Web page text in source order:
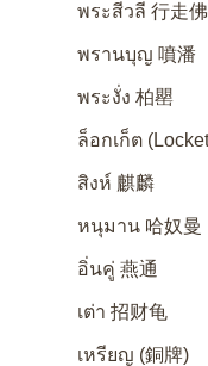
พระสีวลี 行走佛
พรานบุญ 噴潘
พระงั่ง 柏罌
ล็อกเก็ต
สิงห์ 麒麟
หนุมาน 哈奴曼
อิ่นคู่ 燕通
เต่า 招财龟
เหรียญ (銅牌)